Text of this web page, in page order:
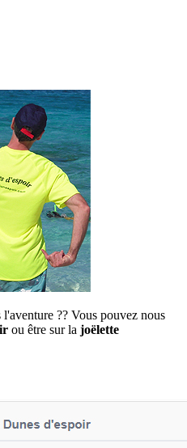
l'aventure ?? Vous pouvez nous
ou être sur la joëlette